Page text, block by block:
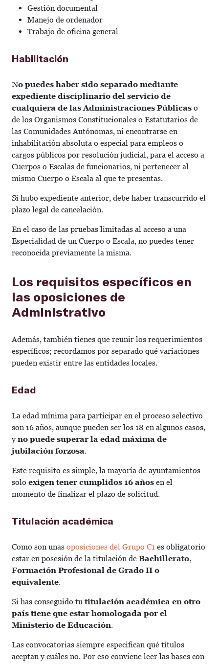
Gestión documental
Manejo de ordenador
Trabajo de oficina general
Habilitación
No puedes haber sido separado mediante
expediente disciplinario del servicio de
cualquiera de las Administraciones Públicas o
de los Organismos Constitucionales o Estatutarios de
las Comunidades Autónomas, ni encontrarse en
inhabilitación absoluta o especial para empleos o
cargos públicos por resolución judicial, para el acceso a
Cuerpos o Escalas de funcionarios, ni pertenecer al
mismo Cuerpo o Escala al que te presentas.
Si hubo expediente anterior, debe haber transcurrido el
plazo legal de cancelación.
En el caso de las pruebas limitadas al acceso a una
Especialidad de un Cuerpo o Escala, no puedes tener
reconocida previamente la misma.
Los requisitos específicos en
las oposiciones de
Administrativo
Además, también tienes que reunir los requerimientos
específicos; recordamos por separado qué variaciones
pueden existir entre las entidades locales.
Edad
La edad mínima para participar en el proceso selectivo
son 16 años, aunque pueden ser los 18 en algunos casos,
y no puede superar la edad máxima de
jubilación forzosa.
Este requisito es simple, la mayoría de ayuntamientos
solo exigen tener cumplidos 16 años en el
momento de finalizar el plazo de solicitud.
Titulación académica
Como son unas oposiciones del Grupo C1 es obligatorio
estar en posesión de la titulación de Bachillerato,
Formación Profesional de Grado II o
equivalente.
Si has conseguido tu titulación académica en otro
país tiene que estar homologada por el
Ministerio de Educación.
Las convocatorias siempre especifican qué títulos
aceptan y cuáles no. Por eso conviene leer las bases con